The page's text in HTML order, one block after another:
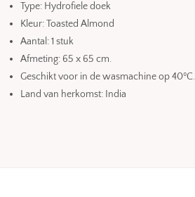
Type: Hydrofiele doek
Kleur: Toasted Almond
Aantal: 1 stuk
Afmeting: 65 x 65 cm.
Geschikt voor in de wasmachine op 40ºC.
Land van herkomst: India